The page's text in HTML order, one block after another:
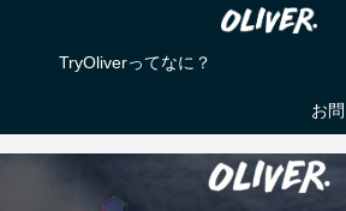
TryOliverってなに？
お